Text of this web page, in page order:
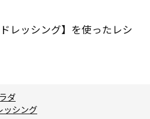
レッシング】を使ったレシ
ダ
シング